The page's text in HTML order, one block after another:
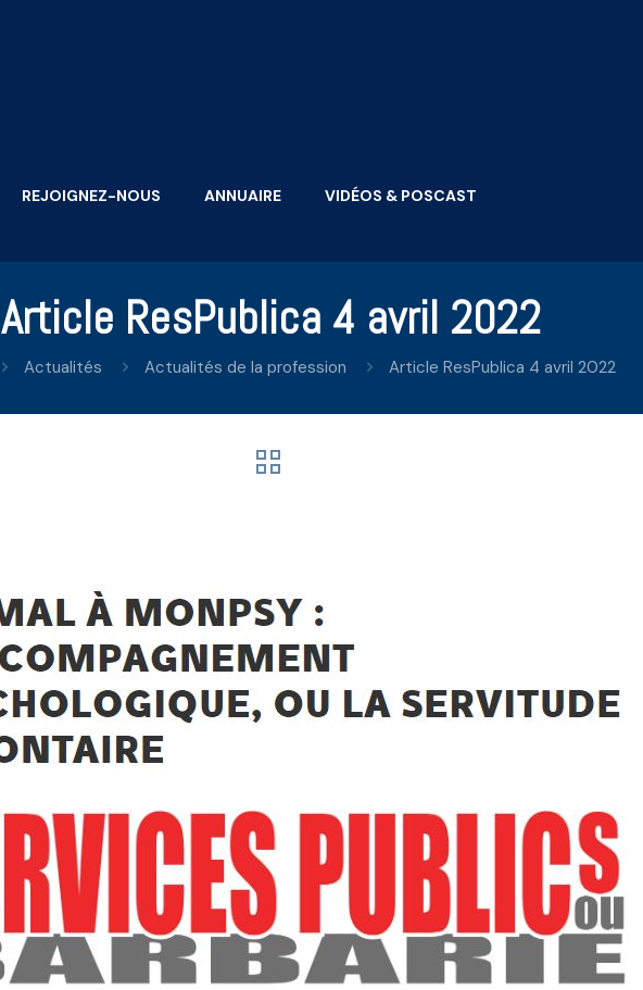
REJOIGNEZ-NOUS ANNUAIRE VIDÉOS & POSCAST
Article ResPublica 4 avril 2022
Actualités Actualités de la profession Article ResPublica 4 avril 2022